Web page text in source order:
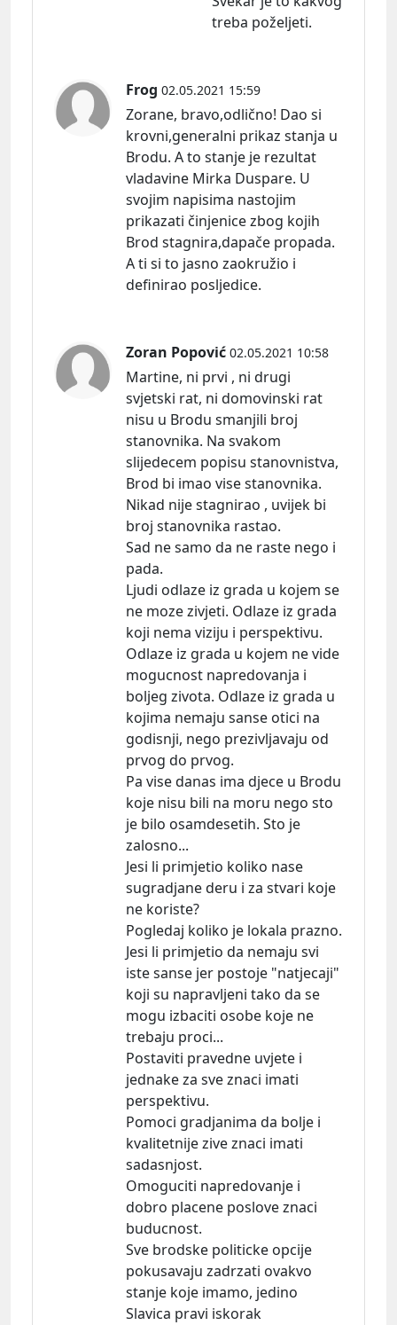
treba poželjeti.
Frog 02.05.2021 15:59
Zorane, bravo,odlično! Dao si
krovni,generalni prikaz stanja u
Brodu. A to stanje je rezultat
vladavine Mirka Duspare. U
svojim napisima nastojim
prikazati činjenice zbog kojih
Brod stagnira,dapače propada.
A ti si to jasno zaokružio i
definirao posljedice.
Zoran Popović 02.05.2021 10:58
Martine, ni prvi , ni drugi
svjetski rat, ni domovinski rat
nisu u Brodu smanjili broj
stanovnika. Na svakom
slijedecem popisu stanovnistva,
Brod bi imao vise stanovnika.
Nikad nije stagnirao , uvijek bi
broj stanovnika rastao.
Sad ne samo da ne raste nego i
pada.
Ljudi odlaze iz grada u kojem se
ne moze zivjeti. Odlaze iz grada
koji nema viziju i perspektivu.
Odlaze iz grada u kojem ne vide
mogucnost napredovanja i
boljeg zivota. Odlaze iz grada u
kojima nemaju sanse otici na
godisnji, nego prezivljavaju od
prvog do prvog.
Pa vise danas ima djece u Brodu
koje nisu bili na moru nego sto
je bilo osamdesetih. Sto je
zalosno...
Jesi li primjetio koliko nase
sugradjane deru i za stvari koje
ne koriste?
Pogledaj koliko je lokala prazno.
Jesi li primjetio da nemaju svi
iste sanse jer postoje "natjecaji"
koji su napravljeni tako da se
mogu izbaciti osobe koje ne
trebaju proci...
Postaviti pravedne uvjete i
jednake za sve znaci imati
perspektivu.
Pomoci gradjanima da bolje i
kvalitetnije zive znaci imati
sadasnjost.
Omoguciti napredovanje i
dobro placene poslove znaci
buducnost.
Sve brodske politicke opcije
pokusavaju zadrzati ovakvo
stanje koje imamo, jedino
Slavica pravi iskorak